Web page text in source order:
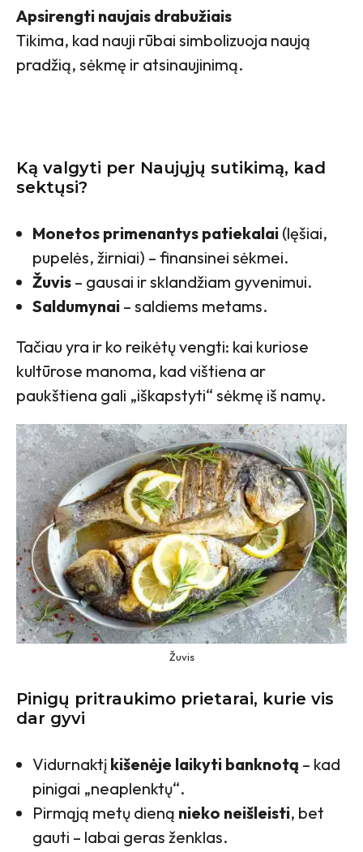
Apsirengti naujais drabužiais
Tikima, kad nauji rūbai simbolizuoja naują
pradžią, sėkmę ir atsinaujinimą.
Ką valgyti per Naujųjų sutikimą, kad
sektųsi?
Monetos primenantys patiekalai (lęšiai,
pupelės, žirniai) – finansinei sėkmei.
Žuvis – gausai ir sklandžiam gyvenimui.
Saldumynai – saldiems metams.
Tačiau yra ir ko reikėtų vengti: kai kuriose
kultūrose manoma, kad vištiena ar
paukštiena gali „iškapstyti“ sėkmę iš namų.
Žuvis
Pinigų pritraukimo prietarai, kurie vis
dar gyvi
Vidurnaktį kišenėje laikyti banknotą – kad
pinigai „neaplenktų“.
Pirmąją metų dieną nieko neišleisti, bet
gauti – labai geras ženklas.